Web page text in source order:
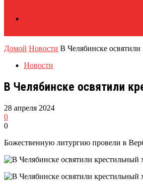
Домой Новости В Челябинске освятили
Новости
В Челябинске освятили
28 апреля 2024
0
0
Божественную литургию провели в